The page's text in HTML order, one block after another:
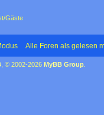
Gäste
Alle Foren als gelesen
, © 2002-2026 MyBB Group